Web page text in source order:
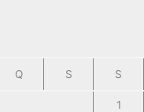
Q S S
1